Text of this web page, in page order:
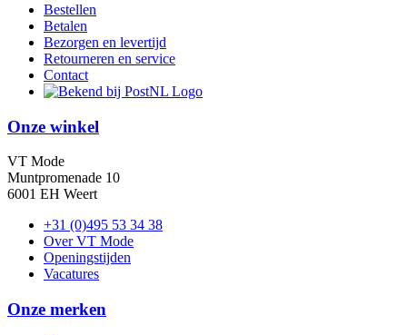
Bestellen
Betalen
Bezorgen en levertijd
Retourneren en service
Contact
Onze winkel
VT Mode
Muntpromenade 10
6001 EH Weert
+31 (0)495 53 34 38
Over VT Mode
Openingstijden
Vacatures
Onze merken